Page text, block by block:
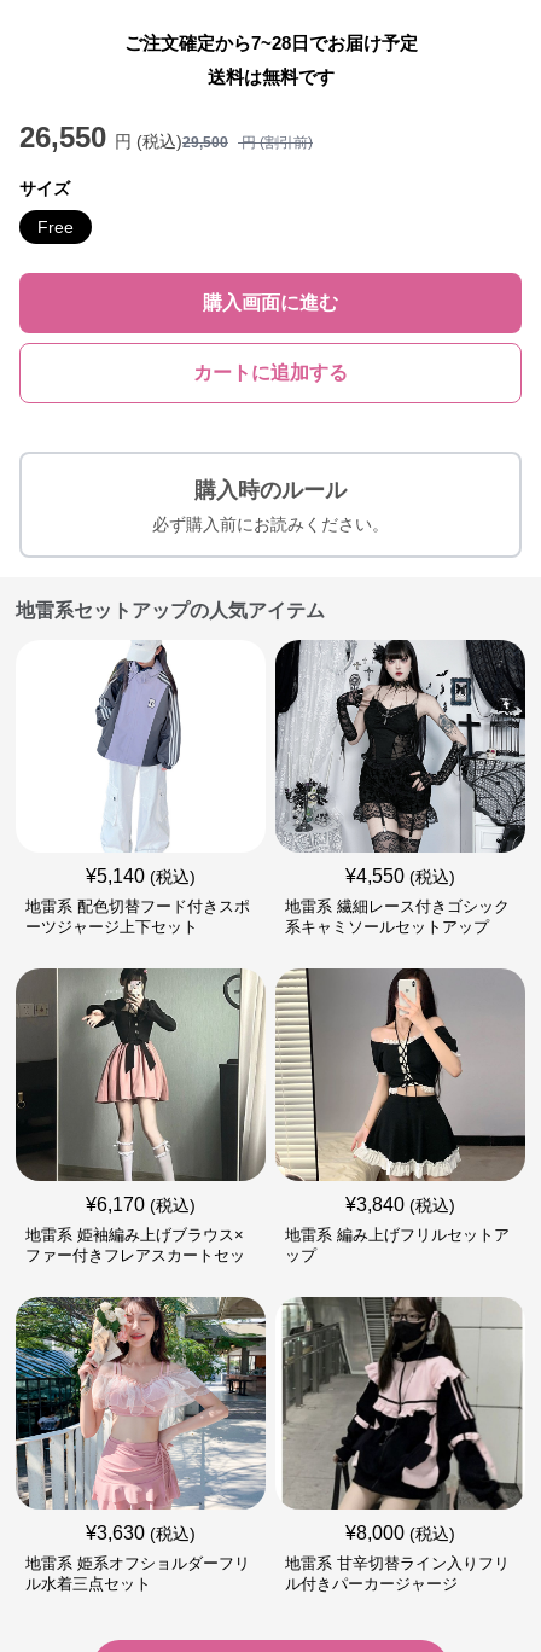
ご注文確定から7~28日でお届け予定
送料は無料です
26,550 円 (税込)29,500 円 (割引前)
サイズ
Free
購入画面に進む
カートに追加する
購入時のルール
必ず購入前にお読みください。
地雷系セットアップの人気アイテム
¥5,140 (税込)
地雷系 配色切替フード付きスポ
ーツジャージ上下セット
¥4,550 (税込)
地雷系 繊細レース付きゴシック
系キャミソールセットアップ
¥6,170 (税込)
地雷系 姫袖編み上げブラウス×
ファー付きフレアスカートセッ
¥3,840 (税込)
地雷系 編み上げフリルセットア
ップ
¥3,630 (税込)
地雷系 姫系オフショルダーフリ
ル水着三点セット
¥8,000 (税込)
地雷系 甘辛切替ライン入りフリ
ル付きパーカージャージ